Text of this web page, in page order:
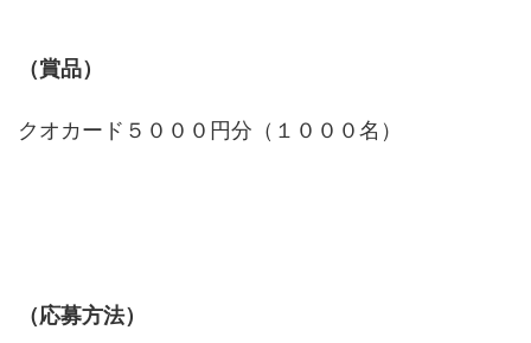
（賞品）
クオカード５０００円分（１０００名）
（応募方法）